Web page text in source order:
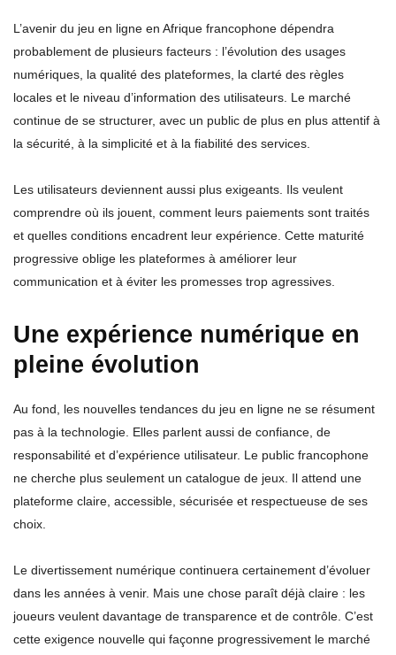
L’avenir du jeu en ligne en Afrique francophone dépendra
probablement de plusieurs facteurs : l’évolution des usages
numériques, la qualité des plateformes, la clarté des règles
locales et le niveau d’information des utilisateurs. Le marché
continue de se structurer, avec un public de plus en plus attentif à
la sécurité, à la simplicité et à la fiabilité des services.
Les utilisateurs deviennent aussi plus exigeants. Ils veulent
comprendre où ils jouent, comment leurs paiements sont traités
et quelles conditions encadrent leur expérience. Cette maturité
progressive oblige les plateformes à améliorer leur
communication et à éviter les promesses trop agressives.
Une expérience numérique en
pleine évolution
Au fond, les nouvelles tendances du jeu en ligne ne se résument
pas à la technologie. Elles parlent aussi de confiance, de
responsabilité et d’expérience utilisateur. Le public francophone
ne cherche plus seulement un catalogue de jeux. Il attend une
plateforme claire, accessible, sécurisée et respectueuse de ses
choix.
Le divertissement numérique continuera certainement d’évoluer
dans les années à venir. Mais une chose paraît déjà claire : les
joueurs veulent davantage de transparence et de contrôle. C’est
cette exigence nouvelle qui façonne progressivement le marché